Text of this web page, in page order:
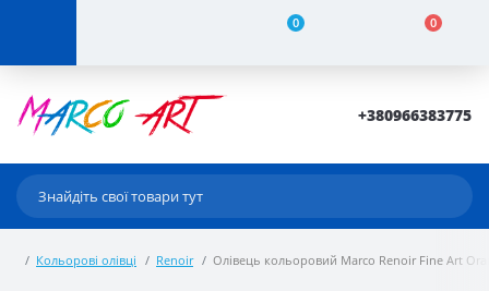
0 0
+380966383775
Кольорові олівці Renoir Олівець кольоровий Marco Renoir Fine Art